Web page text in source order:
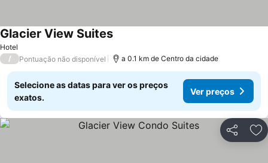
Hotel
Glacier View Suites
/ Pontuação não disponível a 0.1 km de Centro da cidade
Selecione as datas para ver os preços
exatos.
Ver preços
Partilhar